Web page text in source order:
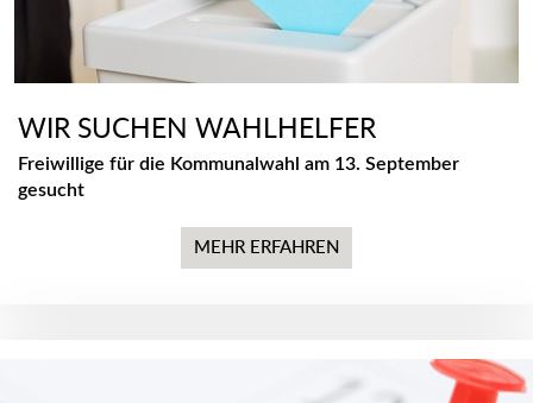
WIR SUCHEN WAHLHELFER
Freiwillige für die Kommunalwahl am 13. September
gesucht
MEHR ERFAHREN